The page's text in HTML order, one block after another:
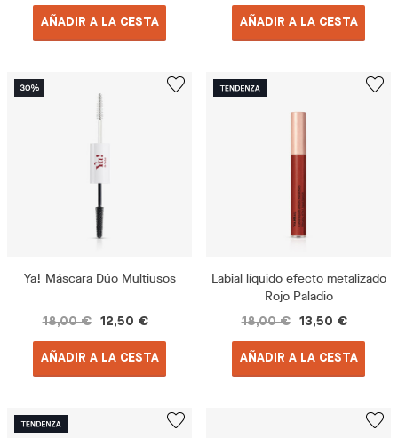
AÑADIR A LA CESTA AÑADIR A LA CESTA
Ya! Máscara Dúo Multiusos
18,00 € 12,50 €
AÑADIR A LA CESTA
Labial líquido efecto metalizado
Rojo Paladio
18,00 € 13,50 €
AÑADIR A LA CESTA